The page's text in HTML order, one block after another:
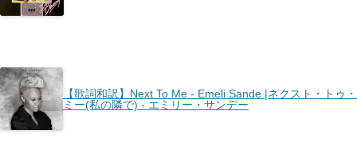
【歌詞和訳】Next To Me - Emeli Sande |ネクスト・トゥ・
ミー(私の隣で) - エミリー・サンデー